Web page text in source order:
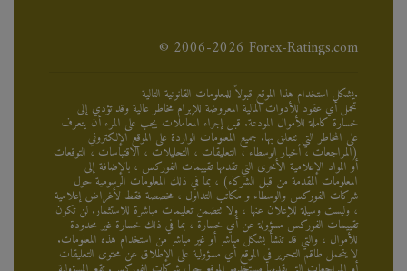
© 2006-2026 Forex-Ratings.com
يشكل استخدام هذا الموقع قبولاً للمعلومات القانونية التالية.
تحمل أي عقود للأدوات المالية المعروضة للإبرام مخاطر عالية وقد تؤدي إلى
خسارة كاملة للأموال المودعة. قبل إجراء المعاملات يجب على المرء أن يتعرف
على المخاطر التي تتعلق بها. جميع المعلومات الواردة على الموقع الإلكتروني
(المراجعات ، أخبار الوسطاء ، التعليقات ، التحليلات ، الاقتباسات ، التوقعات
أو المواد الإعلامية الأخرى التي تقدمها تقييمات الفوركس ، بالإضافة إلى
المعلومات المقدمة من قبل الشركاء) ، بما في ذلك المعلومات الرسومية حول
شركات الفوركس والوسطاء و مكاتب التداول ، مخصصة فقط لأغراض إعلامية
، وليست وسيلة للإعلان عنها ، ولا تتضمن تعليمات مباشرة للاستثمار. لن تكون
تقييمات الفوركس مسؤولة عن أي خسارة ، بما في ذلك خسارة غير محدودة
للأموال ، والتي قد تنشأ بشكل مباشر أو غير مباشر من استخدام هذه المعلومات.
لا يتحمل طاقم التحرير في الموقع أي مسؤولية على الإطلاق عن محتوى التعليقات